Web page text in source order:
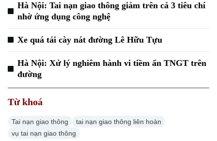
Hà Nội: Tai nạn giao thông giảm trên cả 3 tiêu chí
nhờ ứng dụng công nghệ
Xe quá tải cày nát đường Lê Hữu Tựu
Hà Nội: Xử lý nghiêm hành vi tiềm ẩn TNGT trên
đường
Từ khoá
Tai nạn giao thông
tai nạn giao thông liên hoàn
vụ tai nạn giao thông